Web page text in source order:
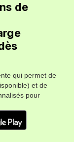
de
qui permet de
et de
pour